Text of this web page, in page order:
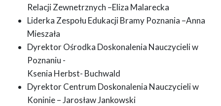
Relacji Zewnetrznych –Eliza Malarecka
Liderka Zespołu Edukacji Bramy Poznania –Anna
Mieszała
Dyrektor Ośrodka Doskonalenia Nauczycieli w
Poznaniu -
Ksenia Herbst- Buchwald
Dyrektor Centrum Doskonalenia Nauczycieli w
Koninie – Jarosław Jankowski